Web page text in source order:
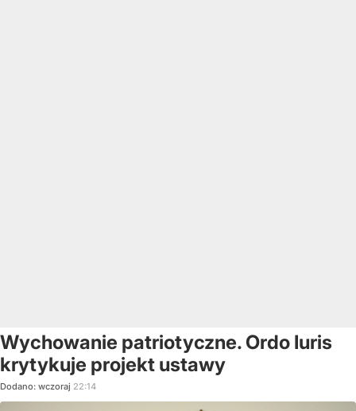
Wychowanie patriotyczne. Ordo Iuris
krytykuje projekt ustawy
Dodano: wczoraj 22:14